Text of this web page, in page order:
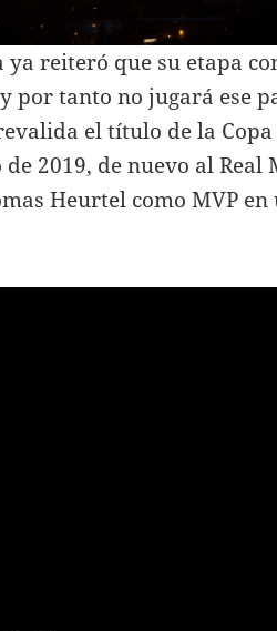
reiteró que su etapa
por tanto no jugará ese
el título de la
2019, de nuevo al
Heurtel como MVP